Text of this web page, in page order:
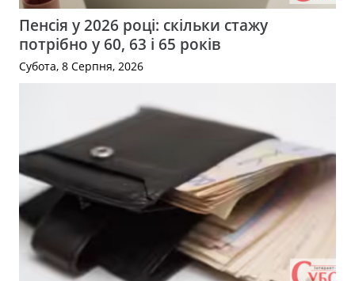
Пенсія у 2026 році: скільки стажу
потрібно у 60, 63 і 65 років
Субота, 8 Серпня, 2026